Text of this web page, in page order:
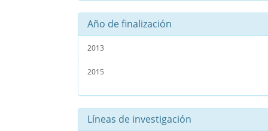
Año de finalización
2013
2015
Líneas de investigación